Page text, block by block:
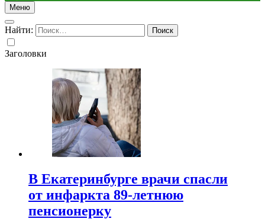
Меню
Найти:
Заголовки
В Екатеринбурге врачи спасли
от инфаркта 89-летнюю
пенсионерку